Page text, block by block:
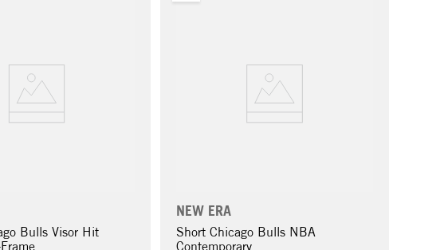
Bulls Visor Hit
NEW ERA
Short Chicago Bulls NBA
Contemporary